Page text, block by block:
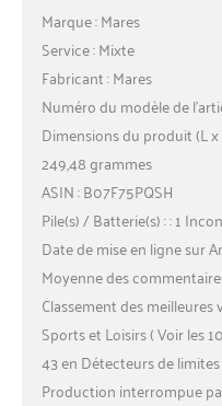
Marque : Mares
Service : Mixte
Fabricant : Mares
Numéro du modèle de
Dimensions du produit (L x
249,48 grammes
ASIN : B07F75PQSH
Pile(s) / Batterie(s) : : 1
Date de mise en ligne sur
Moyenne des
Classement des meilleures
Sports et Loisirs ( Voir les
43 en Détecteurs de
Production interrompue